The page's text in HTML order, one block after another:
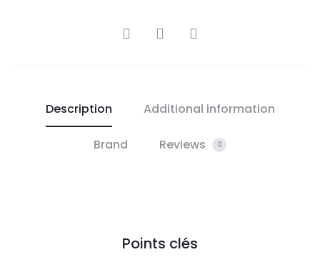
SHARE
Description Additional information
Brand Reviews 0
Points clés